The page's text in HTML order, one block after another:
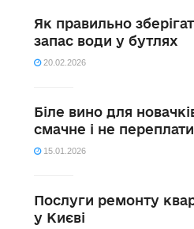
Як правильно
запас води у бутлях
20.02.2026
Біле вино для
смачне і не
15.01.2026
Послуги ремонту
у Києві